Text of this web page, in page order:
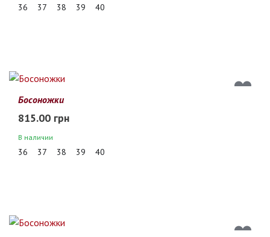
36 37 38 39 40
Босоножки
815.00 грн
В наличии
36 37 38 39 40